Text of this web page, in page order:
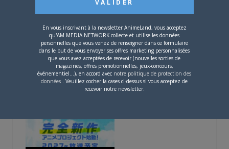
5 AOÛT 2026 0
L’AnimeLand Hors-Série
– Spécial Posters est
disponible !
En vous inscrivant à la newsletter AnimeLand, vous acceptez
qu'AM MEDIA NETWORK collecte et utilise les données
personnelles que vous venez de renseigner dans ce formulaire
dans le but de vous envoyer ses offres marketing personnalisées
que vous avez acceptées de recevoir (nouvelles sorties de
magazines, offres promotionnelles, jeux-concours,
événementiel...), en accord avec notre politique de protection des
données . Veuillez cocher la cases ci-dessus si vous acceptez de
recevoir notre newsletter.